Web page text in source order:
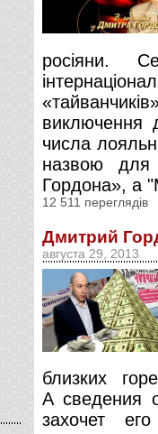
росіяни.
виключення
числа
назвою
Гордона», а
12 511 переглядів
Дмитрий
августа 29, 2013
близких
А сведения
захочет